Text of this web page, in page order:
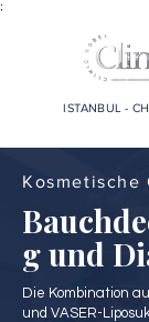
;
ISTANBUL -
Kosmetische
g und
Die Kombination
und VASER-